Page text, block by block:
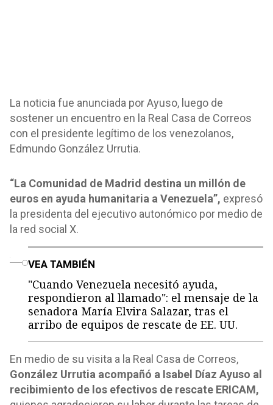
La noticia fue anunciada por Ayuso, luego de
sostener un encuentro en la Real Casa de Correos
con el presidente legítimo de los venezolanos,
Edmundo González Urrutia.
“La Comunidad de Madrid destina un millón de
euros en ayuda humanitaria a Venezuela”, expresó
la presidenta del ejecutivo autonómico por medio de
la red social X.
VEA TAMBIÉN
"Cuando Venezuela necesitó ayuda,
respondieron al llamado": el mensaje de la
senadora María Elvira Salazar, tras el
arribo de equipos de rescate de EE. UU.
En medio de su visita a la Real Casa de Correos,
González Urrutia acompañó a Isabel Díaz Ayuso al
recibimiento de los efectivos de rescate ERICAM,